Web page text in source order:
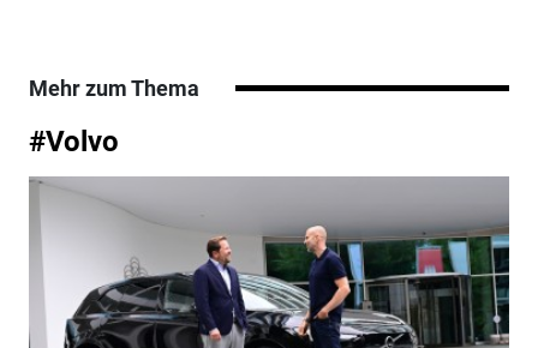
Mehr zum Thema
#Volvo